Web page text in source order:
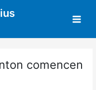
comencen